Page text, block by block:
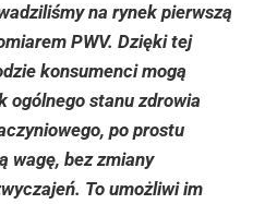
na rynek pierwszą
PWV. Dzięki tej
konsumenci mogą
ogólnego stanu zdrowia
po prostu
wagę, bez zmiany
To umożliwi im